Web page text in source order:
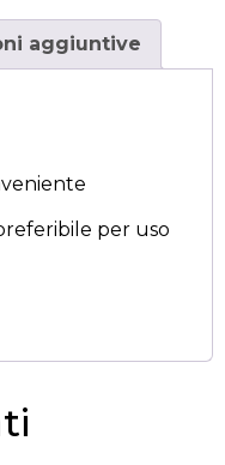
aggiuntive
per uso